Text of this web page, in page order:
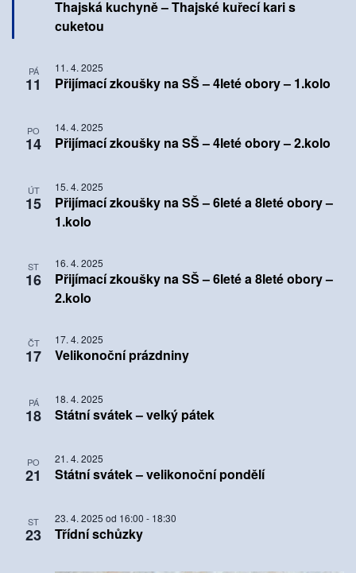
Thajská kuchyně – Thajské kuřecí kari s
cuketou
PÁ
11 Přijímací zkoušky na SŠ – 4leté obory – 1.kolo
11. 4. 2025
PO
14 Přijímací zkoušky na SŠ – 4leté obory – 2.kolo
14. 4. 2025
ÚT
15
Přijímací zkoušky na SŠ – 6leté a 8leté obory –
1.kolo
15. 4. 2025
ST
16
Přijímací zkoušky na SŠ – 6leté a 8leté obory –
2.kolo
16. 4. 2025
ČT
17 Velikonoční prázdniny
17. 4. 2025
PÁ
18 Státní svátek – velký pátek
18. 4. 2025
PO
21 Státní svátek – velikonoční pondělí
21. 4. 2025
ST
23 Třídní schůzky
23. 4. 2025 od 16:00 - 18:30